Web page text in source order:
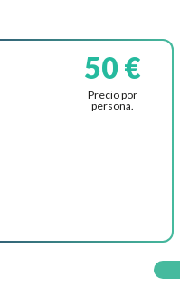
50 €
Precio por
persona.